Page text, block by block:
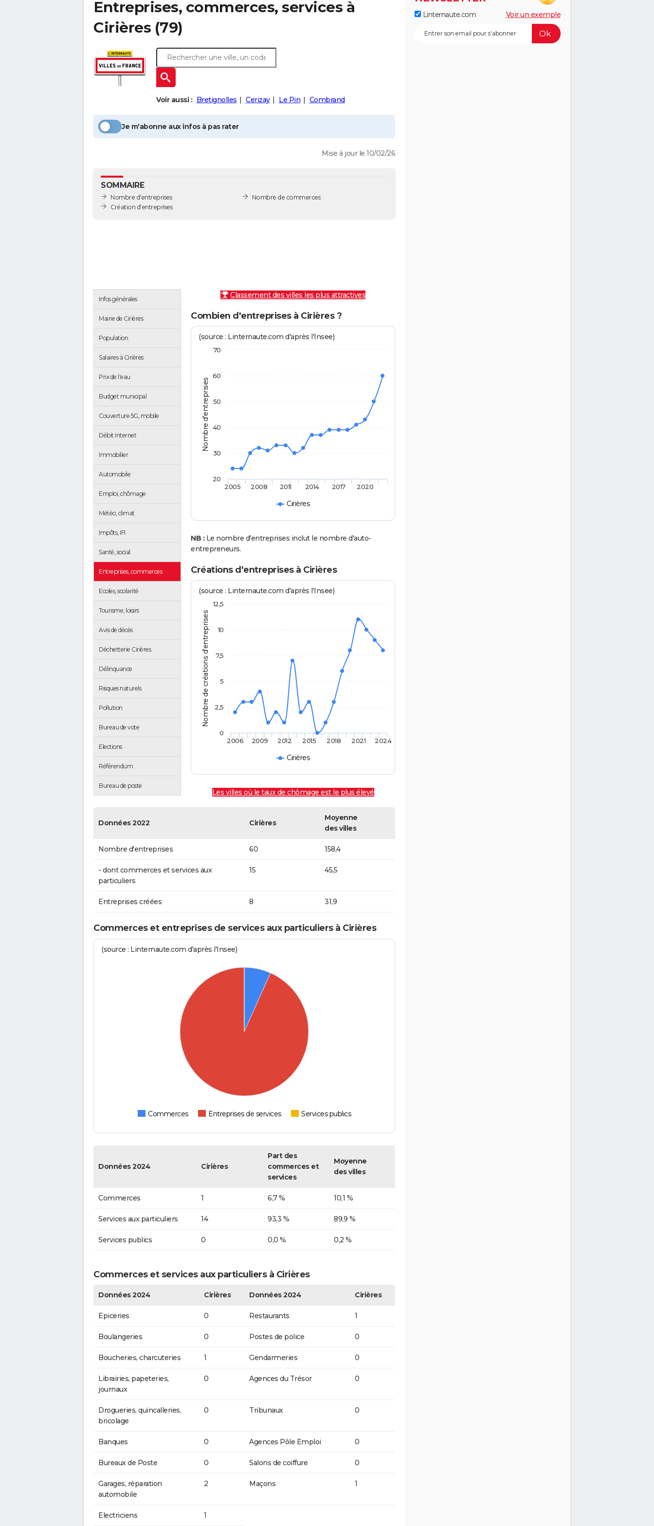
Entreprises, commerces, services à
Cirières (79)
Voir aussi : Bretignolles Cerizay Le Pin Combrand
Je m'abonne aux infos à pas rater
Mise à jour le 10/02/26
SOMMAIRE
Nombre d'entreprises
Création d'entreprises
Nombre de commerces
Infos générales
Mairie de Cirières
Population
Salaires à Cirières
Prix de l'eau
Budget municipal
Couverture 5G, mobile
Débit Internet
Immobilier
Automobile
Emploi, chômage
Météo, climat
Impôts, IFI
Santé, social
Entreprises, commerces
Ecoles, scolarité
Tourisme, loisirs
Avis de décès
Déchetterie Cirières
Délinquance
Risques naturels
Pollution
Bureau de vote
Elections
Référendum
Bureau de poste
Classement des villes les plus attractives
Combien d'entreprises à Cirières ?
Nombre d'entreprises
(source : Linternaute.com d'après l'Insee)
Cirières
2005 2008 2011 2014 2017 2020
20
30
40
50
60
70
NB : Le nombre d'entreprises inclut le nombre d'auto-
entrepreneurs.
Créations d'entreprises à Cirières
Nombre de créations d'entreprises
(source : Linternaute.com d'après l'Insee)
Cirières
2006 2009 2012 2015 2018 2021 2024
0
2,5
5
7,5
10
12,5
Les villes où le taux de chômage est le plus élevé
Données 2022 Cirières
Moyenne
des villes
Nombre d'entreprises 60 158,4
- dont commerces et services aux
particuliers
15 45,5
Entreprises créées 8 31,9
Commerces et entreprises de services aux particuliers à Cirières
(source : Linternaute.com d'après l'Insee)
Commerces Entreprises de services Services publics
Données 2024 Cirières
Part des
commerces et
services
Moyenne
des villes
Commerces 1 6,7 % 10,1 %
Services aux particuliers 14 93,3 % 89,9 %
Services publics 0 0,0 % 0,2 %
Commerces et services aux particuliers à Cirières
Données 2024 Cirières Données 2024 Cirières
Epiceries 0 Restaurants 1
Boulangeries 0 Postes de police 0
Boucheries, charcuteries 1 Gendarmeries 0
Librairies, papeteries,
journaux
0 Agences du Trésor 0
Drogueries, quincalleries,
bricolage
0 Tribunaux 0
Banques 0 Agences Pôle Emploi 0
Bureaux de Poste 0 Salons de coiffure 0
Garages, réparation
automobile
2 Maçons 1
Electriciens 1
Linternaute.com Voir un exemple